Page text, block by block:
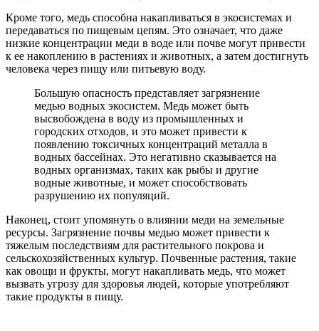
Кроме того, медь способна накапливаться в экосистемах и
передаваться по пищевым цепям. Это означает, что даже
низкие концентрации меди в воде или почве могут привести
к ее накоплению в растениях и животных, а затем достигнуть
человека через пищу или питьевую воду.
Большую опасность представляет загрязнение
медью водных экосистем. Медь может быть
высвобождена в воду из промышленных и
городских отходов, и это может привести к
появлению токсичных концентраций металла в
водных бассейнах. Это негативно сказывается на
водных организмах, таких как рыбы и другие
водные животные, и может способствовать
разрушению их популяций.
Наконец, стоит упомянуть о влиянии меди на земельные
ресурсы. Загрязнение почвы медью может привести к
тяжелым последствиям для растительного покрова и
сельскохозяйственных культур. Почвенные растения, такие
как овощи и фрукты, могут накапливать медь, что может
вызвать угрозу для здоровья людей, которые употребляют
такие продукты в пищу.